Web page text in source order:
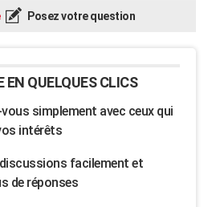
Posez votre question
EN QUELQUES CLICS
simplement avec ceux qui
intérêts
facilement et
de réponses